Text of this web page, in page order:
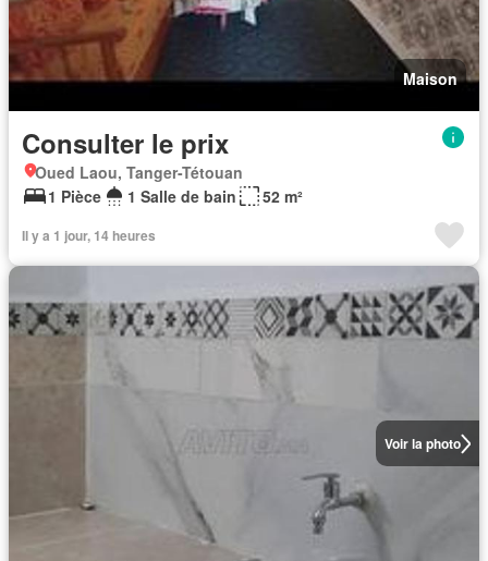
Maison
Consulter le prix
Oued Laou, Tanger-Tétouan
1 Pièce
1 Salle de bain 52 m²
Il y a 1 jour, 14 heures
Voir la photo